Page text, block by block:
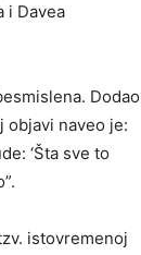
i Davea
Dodao
objavi naveo je:
‘Šta sve to
istovremenoj